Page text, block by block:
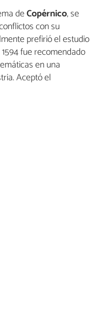
deCopérnico, se
con su
prefirió el estudio
fue recomendado
en una
Aceptó el